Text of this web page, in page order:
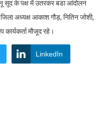
सूद के पक्ष में उतरकर बडा आंदोलन
अध्यक्ष आकाश गौड़, नितिन जोशी,
मौजूद रहे।
LinkedIn